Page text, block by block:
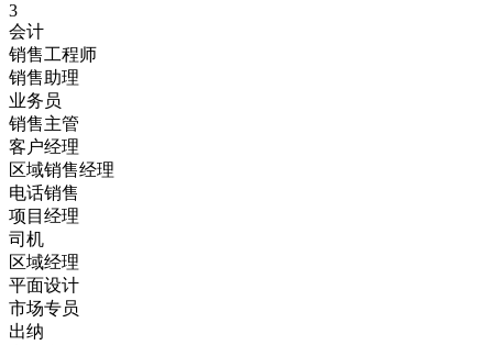
3
会计
销售工程师
销售助理
业务员
销售主管
客户经理
区域销售经理
电话销售
项目经理
司机
区域经理
平面设计
市场专员
出纳